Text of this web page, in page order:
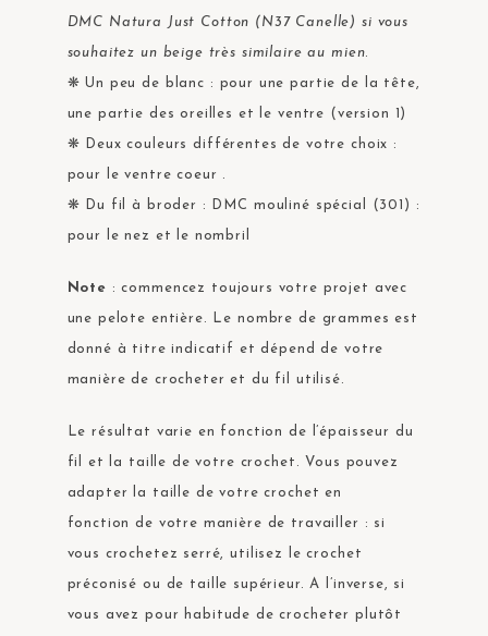
DMC Natura Just Cotton (N37 Canelle) si vous
souhaitez un beige très similaire au mien.
❋ Un peu de blanc : pour une partie de la tête,
une partie des oreilles et le ventre (version 1)
❋ Deux couleurs différentes de votre choix :
pour le ventre coeur .
❋ Du fil à broder : DMC mouliné spécial (301) :
pour le nez et le nombril
Note : commencez toujours votre projet avec
une pelote entière. Le nombre de grammes est
donné à titre indicatif et dépend de votre
manière de crocheter et du fil utilisé.
Le résultat varie en fonction de l’épaisseur du
fil et la taille de votre crochet. Vous pouvez
adapter la taille de votre crochet en
fonction de votre manière de travailler : si
vous crochetez serré, utilisez le crochet
préconisé ou de taille supérieur. A l’inverse, si
vous avez pour habitude de crocheter plutôt